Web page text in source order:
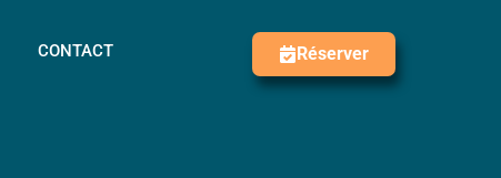
CONTACT
Réserver